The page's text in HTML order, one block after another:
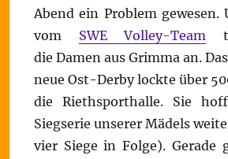
Abend ein Problem gewesen.
vom SWE Volley-Team
die Damen aus Grimma an.
neue Ost-Derby lockte über
die Riethsporthalle. Sie
Siegserie unserer Mädels
vier Siege in Folge). Gerade